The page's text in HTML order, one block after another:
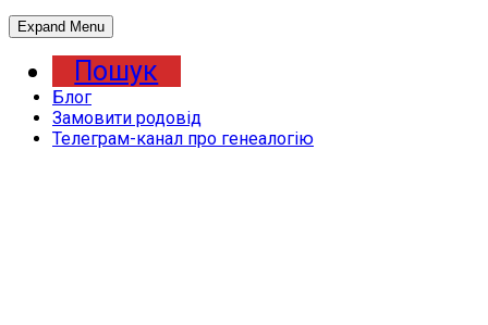
Expand Menu
Пошук
Блог
Замовити родовід
Телеграм-канал про генеалогію